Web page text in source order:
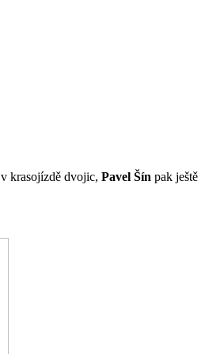
v krasojízdě dvojic, Pavel Šín pak ještě